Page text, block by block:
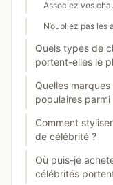
Associez vos
N’oubliez pas les
Quels types de
portent-elles le
Quelles
populaires
Comment
de célébrité ?
Où puis-je
célébrités